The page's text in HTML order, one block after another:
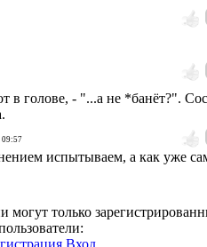
в голове, - "...а не *банёт?".
09:57
испытываем, а как уже
могут только
Вход